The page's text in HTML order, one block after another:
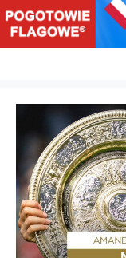
Przejdź
do
treści